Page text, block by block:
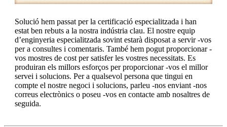
Solució hem passat per la certificació especialitzada i han
estat ben rebuts a la nostra indústria clau. El nostre equip
d’enginyeria especialitzada sovint estarà disposat a servir -vos
per a consultes i comentaris. També hem pogut proporcionar -
vos mostres de cost per satisfer les vostres necessitats. Es
produiran els millors esforços per proporcionar -vos el millor
servei i solucions. Per a qualsevol persona que tingui en
compte el nostre negoci i solucions, parleu -nos enviant -nos
correus electrònics o poseu -vos en contacte amb nosaltres de
seguida.